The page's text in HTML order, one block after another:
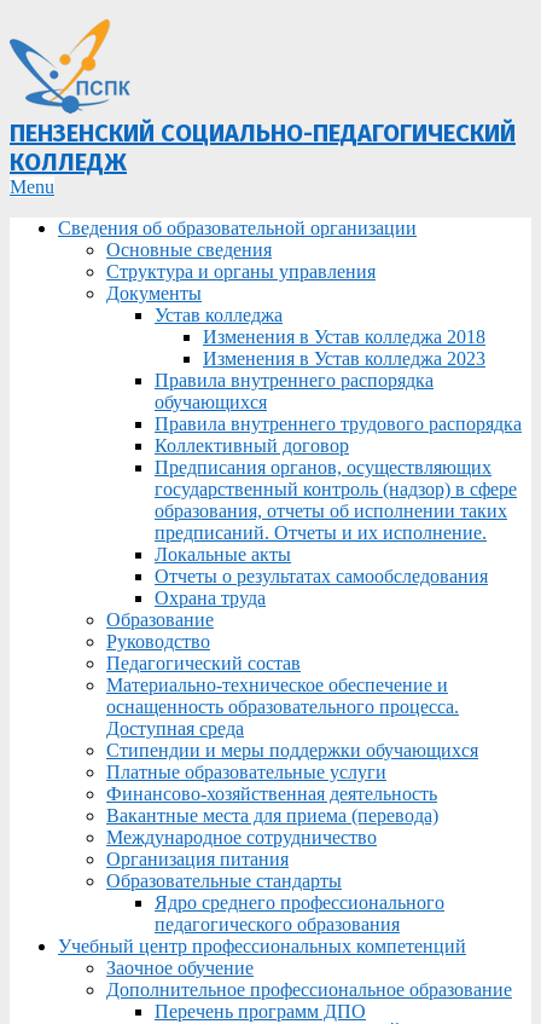
ПЕНЗЕНСКИЙ СОЦИАЛЬНО-ПЕДАГОГИЧЕСКИЙ
КОЛЛЕДЖ
Primary
Menu
Menu
Сведения об образовательной организации
Основные сведения
Структура и органы управления
Документы
Устав колледжа
Изменения в Устав колледжа 2018
Изменения в Устав колледжа 2023
Правила внутреннего распорядка
обучающихся
Правила внутреннего трудового распорядка
Коллективный договор
Предписания органов, осуществляющих
государственный контроль (надзор) в сфере
образования, отчеты об исполнении таких
предписаний. Отчеты и их исполнение.
Локальные акты
Отчеты о результатах самообследования
Охрана труда
Образование
Руководство
Педагогический состав
Материально-техническое обеспечение и
оснащенность образовательного процесса.
Доступная среда
Стипендии и меры поддержки обучающихся
Платные образовательные услуги
Финансово-хозяйственная деятельность
Вакантные места для приема (перевода)
Международное сотрудничество
Организация питания
Образовательные стандарты
Ядро среднего профессионального
педагогического образования
Учебный центр профессиональных компетенций
Заочное обучение
Дополнительное профессиональное образование
Перечень программ ДПО